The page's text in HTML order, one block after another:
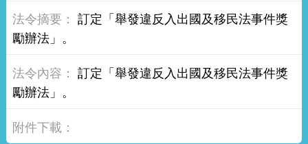
訂定「舉發違反入出國及移民法事件獎
勵辦法」。
訂定「舉發違反入出國及移民法事件獎
勵辦法」。